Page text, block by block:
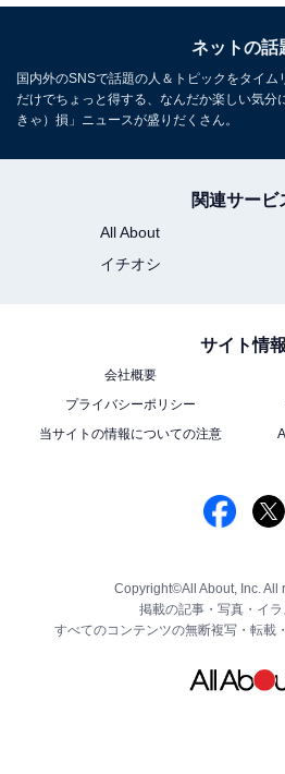
ネットの話
国内外のSNSで話題の人＆トピックをタイム
だけでちょっと得する、なんだか楽しい気分
きゃ）損」ニュースが盛りだくさん。
関連サービ
All About
イチオシ
サイト情報
会社概要
プライバシーポリシー
当サイトの情報についての注意
Copyright©All About, Inc. All
掲載の記事・写真・イラ
すべてのコンテンツの無断複写・転載